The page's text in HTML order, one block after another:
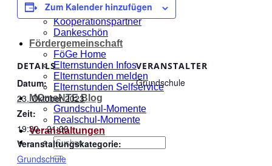
Stellenangebote
Kooperationspartner
Dankeschön
Fördergemeinschaft
FöGe Home
Elternstunden Infos
Elternstunden melden
Elternstunden Selfservice
MOmeNTE Blog
Grundschul-Momente
Realschul-Momente
Veranstaltungen
Zum Kalender hinzufügen
DETAILS
Datum:
23. Oktober 2023
Zeit:
19:30 - 21:00
Veranstaltungskategorie:
Grundschule
VERANSTALTER
Grundschule